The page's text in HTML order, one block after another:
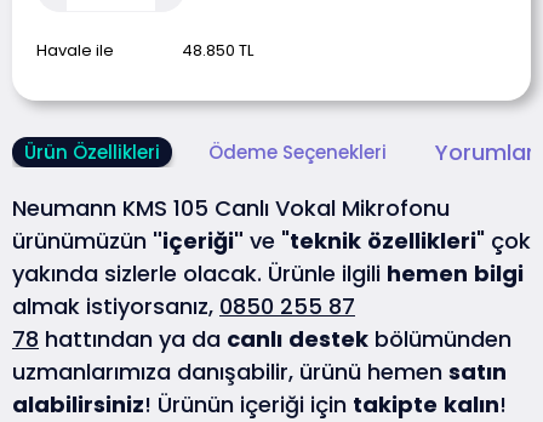
Havale ile 48.850 TL
Ürün Özellikleri Ödeme Seçenekleri
Neumann KMS 105 Canlı Vokal Mikrofonu
ürünümüzün "içeriği" ve "teknik özellikleri" çok
yakında sizlerle olacak. Ürünle ilgili hemen bilgi
almak istiyorsanız, 0850 255 87
78 hattından ya da canlı destek bölümünden
uzmanlarımıza danışabilir, ürünü hemen satın
alabilirsiniz! Ürünün içeriği için takipte kalın!